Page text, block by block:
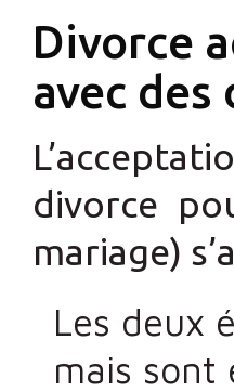
Divorce
avec des
divorce
mariage)
Les deux
mais sont